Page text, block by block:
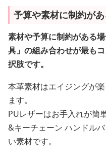
予算や素材に制約が
素材や予算に制約がある
具」の組み合わせが最も
択肢です。
本革素材はエイジングが
ます。
PUレザーはお手入れが簡
&キーチェーン ハンドル
い素材です。